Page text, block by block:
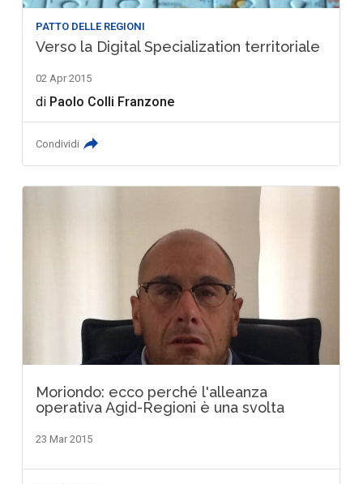
PATTO DELLE REGIONI
Verso la Digital Specialization territoriale
02 Apr 2015
di Paolo Colli Franzone
Condividi
Moriondo: ecco perché l'alleanza
operativa Agid-Regioni è una svolta
23 Mar 2015